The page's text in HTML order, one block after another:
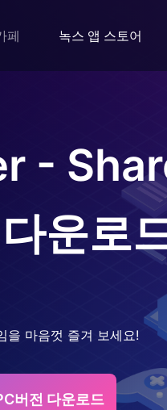
페 녹스 앱 스토어
-
운로
을 마음껏 즐겨 보세요!
버전 다운로드